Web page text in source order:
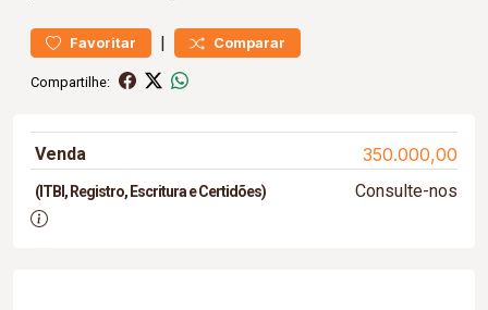
Favoritar | Comparar
Compartilhe:
Venda 350.000,00
(ITBI, Registro, Escritura e Certidões) Consulte-nos